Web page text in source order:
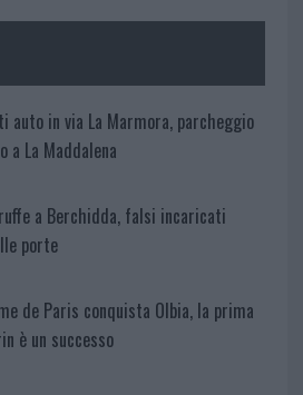
p
auto in via La Marmora, parcheggio
a La Maddalena
a Berchidda, falsi incaricati
porte
de Paris conquista Olbia, la prima
è un successo